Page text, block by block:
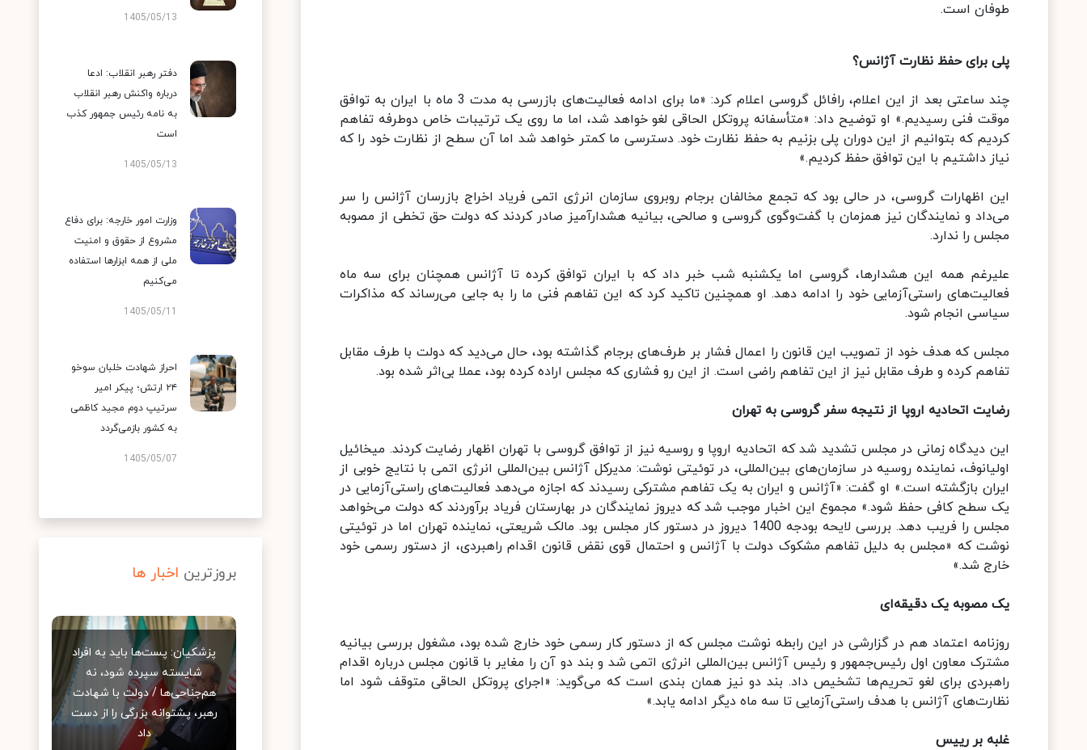
طوفان است.
پلی برای حفظ نظارت آژانس؟
چند ساعتی بعد از این اعلام، رافائل گروسی اعلام کرد: «ما برای ادامه فعالیت‌های بازرسی به مدت 3 ماه با ایران به توافق
موقت فنی رسیدیم.» او توضیح داد: «متأسفانه پروتکل الحاقی لغو خواهد شد، اما ما روی یک ترتیبات خاص دوطرفه تفاهم
کردیم که بتوانیم از این دوران پلی بزنیم به حفظ نظارت خود. دسترسی ما کمتر خواهد شد اما آن سطح از نظارت خود را که
نیاز داشتیم با این توافق حفظ کردیم.»
این اظهارات گروسی، در حالی بود که تجمع مخالفان برجام روبروی سازمان انرژی اتمی فریاد اخراج بازرسان آژانس را سر
می‌داد و نمایندگان نیز همزمان با گفت‌وگوی گروسی و صالحی، بیانیه هشدارآمیز صادر کردند که دولت حق تخطی از مصوبه
مجلس را ندارد.
علیر‌غم همه این هشدارها، گروسی اما یکشنبه شب خبر داد که با ایران توافق کرده تا آژانس همچنان برای سه ماه
فعالیت‌های راستی‌آزمایی خود را ادامه دهد. او همچنین تاکید کرد که این تفاهم فنی ما را به جایی می‌رساند که مذاکرات
سیاسی انجام شود.
مجلس که هدف خود از تصویب این قانون را اعمال فشار بر طرف‌های برجام گذاشته بود، حال می‌دید که دولت با طرف مقابل
تفاهم کرده و طرف مقابل نیز از این تفاهم راضی است. از این رو فشاری که مجلس اراده کرده بود، عملا بی‌اثر شده بود.
رضایت اتحادیه اروپا از نتیجه سفر گروسی به تهران
این دیدگاه زمانی در مجلس تشدید شد که اتحادیه اروپا و روسیه نیز از توافق گروسی با تهران اظهار رضایت کردند. میخائیل
اولیانوف، نماینده روسیه در سازمان‌های بین‌المللی، در توئیتی نوشت: مدیرکل آژانس بین‌المللی انرژی اتمی با نتایج خوبی از
ایران بازگشته است.» او گفت: «آژانس و ایران به یک تفاهم‌ مشترکی رسیدند که اجازه می‌دهد فعالیت‌های راستی‌آزمایی در
یک سطح کافی حفظ شود.» مجموع این اخبار موجب شد که دیروز نمایندگان در بهارستان فریاد برآوردند که دولت می‌خواهد
مجلس را فریب دهد. بررسی لایحه بودجه 1400 دیروز در دستور کار مجلس بود. مالک شریعتی، نماینده تهران اما در توئیتی
نوشت که «مجلس به دلیل تفاهم مشکوک دولت با آژانس و احتمال قوی نقض قانون اقدام راهبردی، از دستور رسمی خود
خارج شد.»
یک مصوبه یک دقیقه‌ای
روزنامه اعتماد هم در گزارشی در این رابطه نوشت مجلس که از دستور کار رسمی خود خارج شده بود، مشغول بررسی بیانیه
مشترک معاون اول رئیس‌جمهور و رئیس آژانس بین‌المللی انرژی اتمی شد و بند دو آن را مغایر با قانون مجلس درباره اقدام
راهبردی برای لغو تحریم‌ها تشخیص داد. بند دو نیز همان بندی است که می‌گوید: «اجرای پروتکل الحاقی متوقف شود اما
نظارت‌های آژانس با هدف راستی‌آزمایی تا سه ماه دیگر ادامه یابد.»
غلبه بر رييس
1405/05/13
دفتر رهبر انقلاب: ادعا
درباره واکنش رهبر انقلاب
به نامه رئیس جمهور کذب
است
1405/05/13
وزارت امور خارجه: برای دفاع
مشروع از حقوق و امنیت
ملی از همه ابزارها استفاده
می‌کنیم
1405/05/11
احراز شهادت خلبان سوخو
۲۴ ارتش؛ پیکر امیر
سرتیپ دوم مجید کاظمی
به کشور بازمی‌گردد
1405/05/07
بروزترین اخبار ها
پزشکیان: پست‌ها باید به افراد
شایسته سپرده شود، نه
هم‌جناحی‌ها / دولت با شهادت
رهبر، پشتوانه بزرگی را از دست
داد